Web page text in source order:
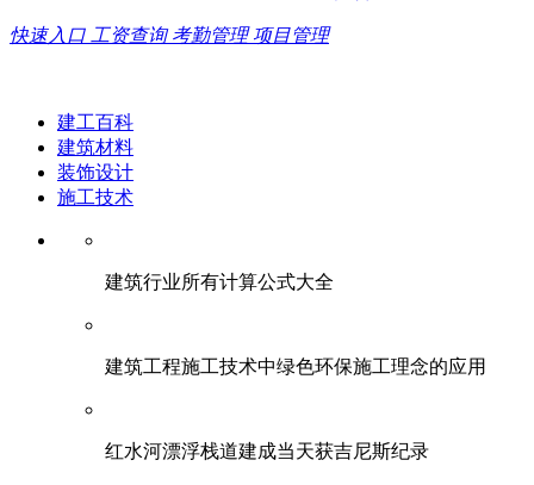
快速入口 工资查询 考勤管理 项目管理
建工百科
建筑材料
装饰设计
施工技术
建筑行业所有计算公式大全
建筑工程施工技术中绿色环保施工理念的应用
红水河漂浮栈道建成当天获吉尼斯纪录